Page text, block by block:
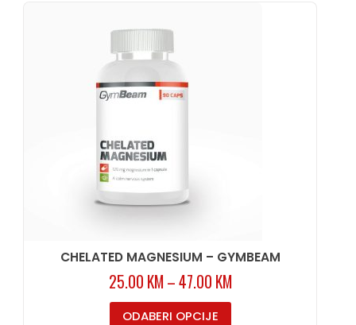
CHELATED MAGNESIUM – GYMBEAM
25.00 KM –47.00 KM
ODABERI OPCIJE